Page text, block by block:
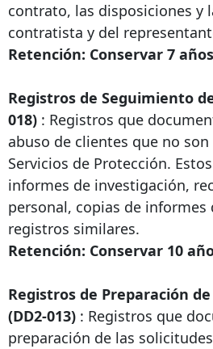
contrato, las disposiciones y
contratista y del
Retención: Conservar 7 años
Registros de Seguimiento
018) : Registros que
abuso de clientes que no
Servicios de Protección.
informes de investigación,
personal, copias de informes
registros similares.
Retención: Conservar 10
Registros de Preparación
(DD2-013) : Registros que
preparación de las